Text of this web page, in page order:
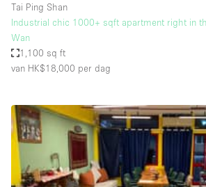
Kraampje / Marktkraam
Markt / Festival
Overige
Restaurant / Bar / Café
Salon
Unieke ruimte
Tai Ping Shan
Industrial chic 1000+ sqft apartment right in
Wan
1,100 sq ft
van HK$18,000 per dag